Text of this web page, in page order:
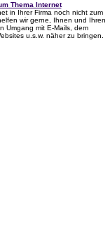
Thema Internet
in Ihrer Firma noch nicht zum
wir gerne, Ihnen und Ihren
Umgang mit E-Mails, dem
u.s.w. näher zu bringen.